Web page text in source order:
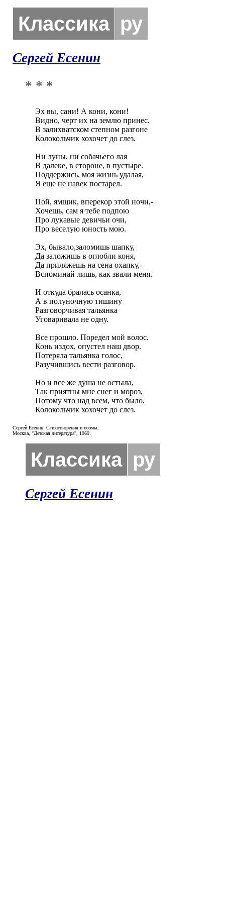
Классика ру
Сергей Есенин
* * *
Эх вы, сани! А кони, кони!
Видно, черт их на землю принес.
В залихватском степном разгоне
Колокольчик хохочет до слез.
Ни луны, ни собачьего лая
В далеке, в стороне, в пустыре.
Поддержись, моя жизнь удалая,
Я еще не навек постарел.
Пой, ямщик, вперекор этой ночи,-
Хочешь, сам я тебе подпою
Про лукавые девичьи очи,
Про веселую юность мою.
Эх, бывало,заломишь шапку,
Да заложишь в оглобли коня,
Да приляжешь на сена охапку,-
Вспоминай лишь, как звали меня.
И откуда бралась осанка,
А в полуночную тишину
Разговорчивая тальянка
Уговаривала не одну.
Все прошло. Поредел мой волос.
Конь издох, опустел наш двор.
Потеряла тальянка голос,
Разучившись вести разговор.
Но и все же душа не остыла,
Так приятны мне снег и мороз,
Потому что над всем, что было,
Колокольчик хохочет до слез.
Сергей Есенин. Стихотворения и поэмы.
Москва, "Детская литература", 1969.
Классика ру
Сергей Есенин